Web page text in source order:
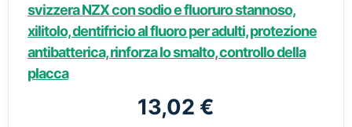
svizzera NZX con sodio e fluoruro stannoso,
xilitolo, dentifricio al fluoro per adulti, protezione
antibatterica, rinforza lo smalto, controllo della
placca
13,02 €